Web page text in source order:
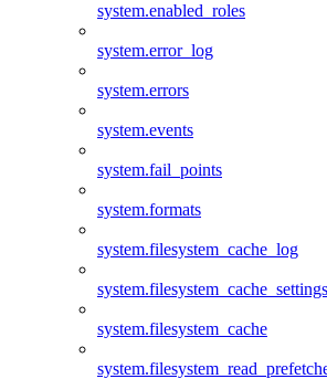
system.enabled_roles
system.error_log
system.errors
system.events
system.fail_points
system.formats
system.filesystem_cache_log
system.filesystem_cache_settings
system.filesystem_cache